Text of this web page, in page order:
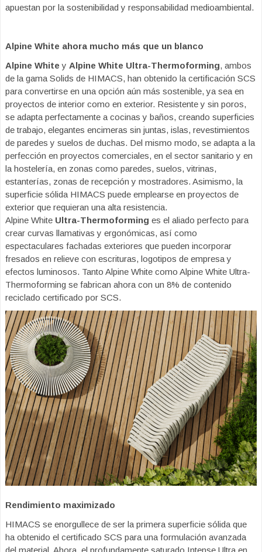
apuestan por la sostenibilidad y responsabilidad medioambiental.
Alpine White ahora mucho más que un blanco
Alpine White y Alpine White Ultra-Thermoforming, ambos
de la gama Solids de HIMACS, han obtenido la certificación SCS
para convertirse en una opción aún más sostenible, ya sea en
proyectos de interior como en exterior. Resistente y sin poros,
se adapta perfectamente a cocinas y baños, creando superficies
de trabajo, elegantes encimeras sin juntas, islas, revestimientos
de paredes y suelos de duchas. Del mismo modo, se adapta a la
perfección en proyectos comerciales, en el sector sanitario y en
la hostelería, en zonas como paredes, suelos, vitrinas,
estanterías, zonas de recepción y mostradores. Asimismo, la
superficie sólida HIMACS puede emplearse en proyectos de
exterior que requieran una alta resistencia.
Alpine White Ultra-Thermoforming es el aliado perfecto para
crear curvas llamativas y ergonómicas, así como
espectaculares fachadas exteriores que pueden incorporar
fresados en relieve con escrituras, logotipos de empresa y
efectos luminosos. Tanto Alpine White como Alpine White Ultra-
Thermoforming se fabrican ahora con un 8% de contenido
reciclado certificado por SCS.
Rendimiento maximizado
HIMACS se enorgullece de ser la primera superficie sólida que
ha obtenido el certificado SCS para una formulación avanzada
del material. Ahora, el profundamente saturado Intense Ultra en